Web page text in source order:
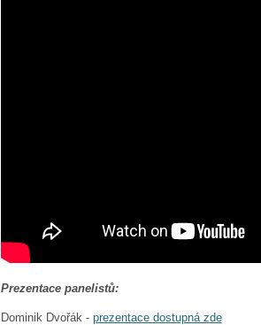
Prezentace panelistů:
Dominik Dvořák - prezentace dostupná zde